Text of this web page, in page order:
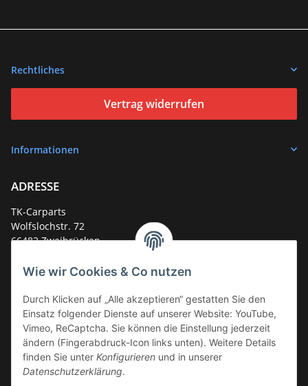
Wie wir Cookies & Co nutzen
Durch Klicken auf „Alle akzeptieren“ gestatten Sie den
Einsatz folgender Dienste auf unserer Website: YouTube,
Vimeo, ReCaptcha. Sie können die Einstellung jederzeit
ändern (Fingerabdruck-Icon links unten). Weitere Details
finden Sie unter Konfigurieren und in unserer
Datenschutzerklärung.
Rechtliches
Vertrag widerrufen
Informationen
ADRESSE
TK-Carparts
Wolfslochstr. 72
66482 Zweibrücken
Service-Hotline +49 (0)6332 - 48 58 48
E-Mail:mail@tk-carparts.de
Montag-Donnerstag von 13 bis 16 Uhr